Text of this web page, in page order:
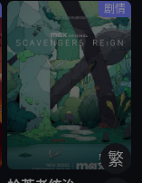
剧情
完结
繁